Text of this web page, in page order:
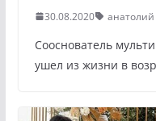
30.08.2020 анатолий
Сооснователь
ушел из жизни в